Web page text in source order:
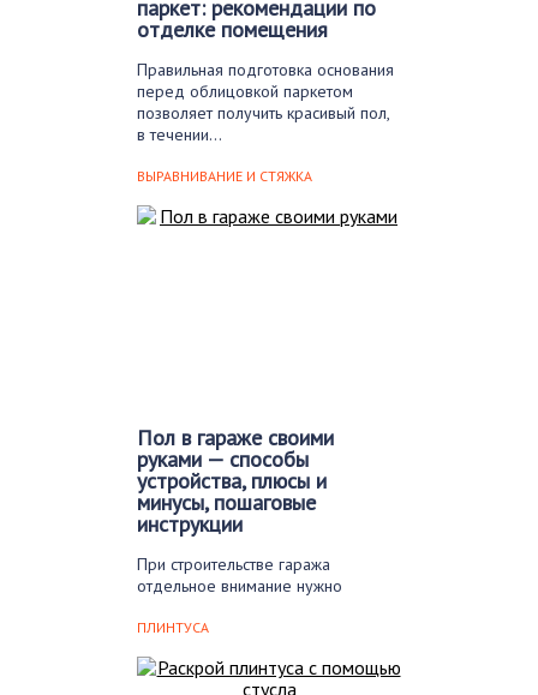
паркет: рекомендации по
отделке помещения
Правильная подготовка основания
перед облицовкой паркетом
позволяет получить красивый пол,
в течении…
ВЫРАВНИВАНИЕ И СТЯЖКА
Пол в гараже своими
руками — способы
устройства, плюсы и
минусы, пошаговые
инструкции
При строительстве гаража
отдельное внимание нужно
будет отсыревать,…
ПЛИНТУСА